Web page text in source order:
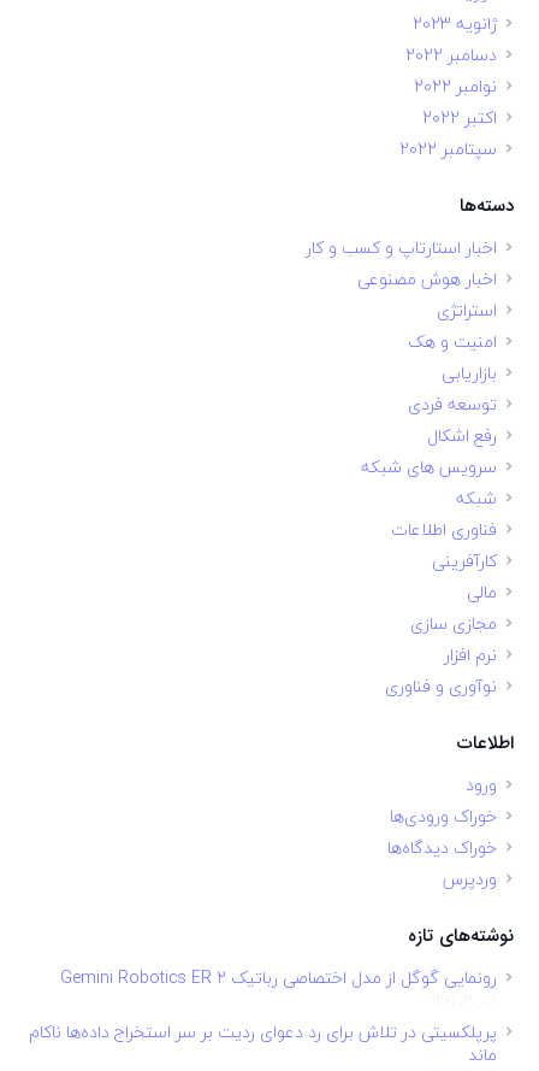
ژانویه 2023
دسامبر 2022
نوامبر 2022
اکتبر 2022
سپتامبر 2022
دسته‌ها
اخبار استارتاپ و کسب و کار
اخبار هوش مصنوعی
استراتژی
امنیت و هک
بازاریابی
توسعه فردی
رفع اشکال
سرویس های شبکه
شبکه
فناوری اطلاعات
کارآفرینی
مالی
مجازی سازی
نرم افزار
نوآوری و فناوری
اطلاعات
ورود
خوراک ورودی‌ها
خوراک دیدگاه‌ها
وردپرس
نوشته‌های تازه
رونمایی گوگل از مدل اختصاصی رباتیک Gemini Robotics ER 2
پرپلکسیتی در تلاش برای رد دعوای ردیت بر سر استخراج داده‌ها ناکام
ماند